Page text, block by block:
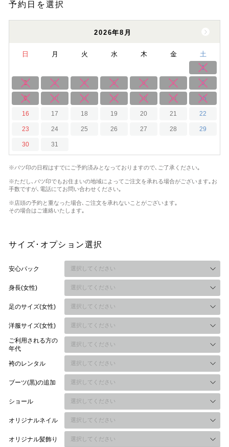
予約日を選択
2026年8月
日 月 火 水 木 金 土
1
2 3 4 5 6 7 8
9 10 11 12 13 14 15
16 17 18 19 20 21 22
23 24 25 26 27 28 29
30 31
※バツ印の日程はすでにご予約済みとなっておりますので､ご了承ください｡
※ただし､バツ印でもお住まいの地域によってご注文を承れる場合がございます｡ お
手数ですが､電話にてお問い合わせください｡
※店頭の予約と重なった場合､ご注文を承れないことがございます｡
その場合はご連絡いたします｡
サイズ･オプション選択
安心パック
身長(女性)
足のサイズ(女性)
洋服サイズ(女性)
ご利用される方の
年代
袴のレンタル
ブーツ(黒)の追加
ショール
オリジナルネイル
オリジナル髪飾り